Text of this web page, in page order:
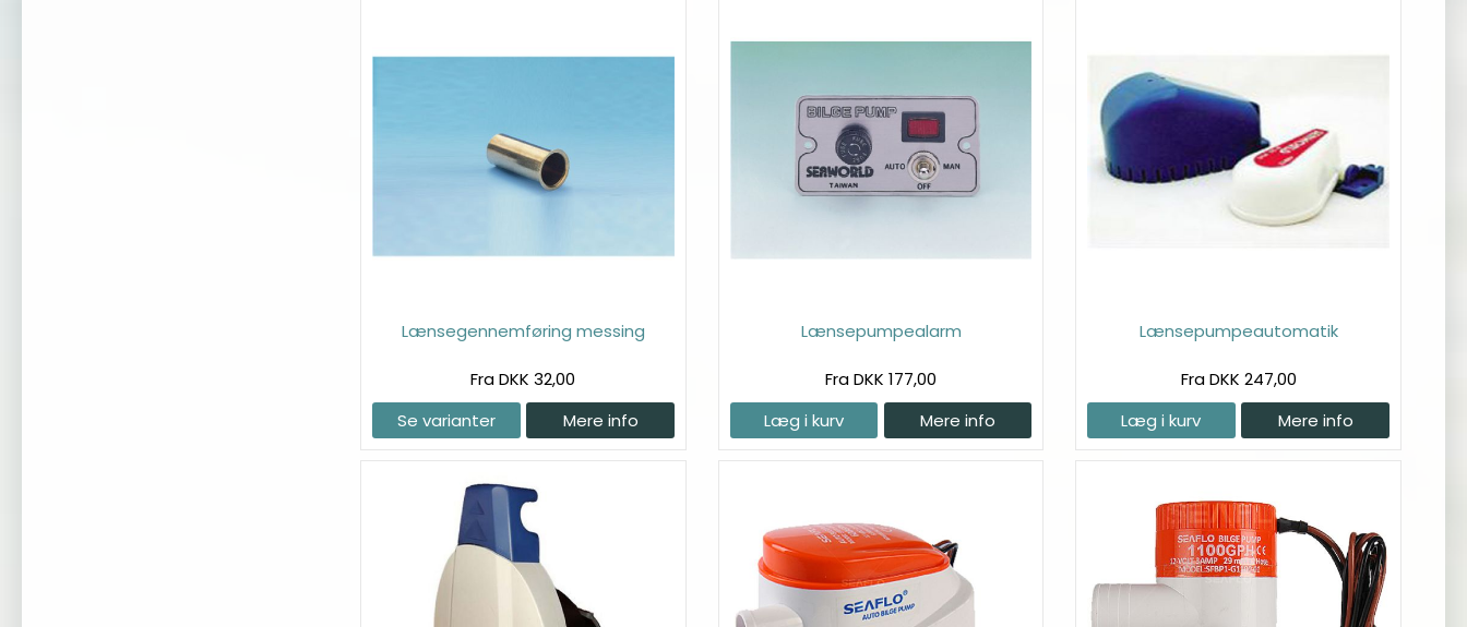
Lænsegennemføring messing
Fra DKK 32,00
Se varianter
Mere info
Lænsepumpealarm
Fra DKK 177,00
Læg i kurv
Mere info
Lænsepumpeautomatik
Fra DKK 247,00
Læg i kurv
Mere info